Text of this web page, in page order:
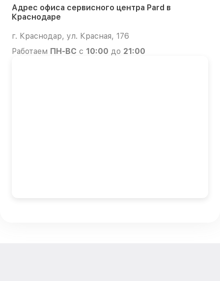
Адрес офиса сервисного центра Pard в
Краснодаре
г. Краснодар, ул. Красная, 176
Работаем ПН-ВС с 10:00 до 21:00